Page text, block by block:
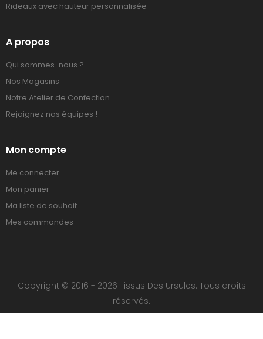
Rideaux avec hauteur personnalisée
A propos
Qui sommes-nous ?
Nos Magasins
Notre Atelier de Confection
Rejoignez nos équipes !
Mon compte
Me connecter
Mon panier
Ma liste de souhait
Mes commandes
Copyright © 2016 - 2026 Tissus Des Ursules. Tous droits
réservés.